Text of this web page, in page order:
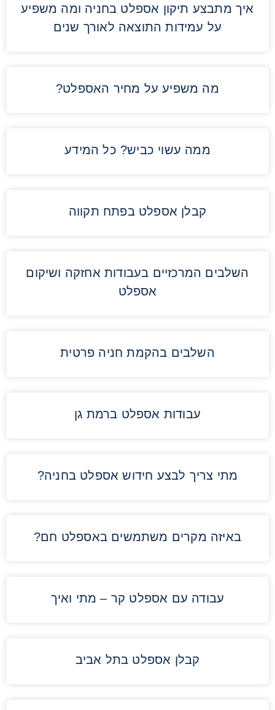
איך מתבצע תיקון אספלט בחניה ומה משפיע
על עמידות התוצאה לאורך שנים
מה משפיע על מחיר האספלט?
ממה עשוי כביש? כל המידע
קבלן אספלט בפתח תקווה
השלבים המרכזיים בעבודות אחזקה ושיקום
אספלט
השלבים בהקמת חניה פרטית
עבודות אספלט ברמת גן
מתי צריך לבצע חידוש אספלט בחניה?
באיזה מקרים משתמשים באספלט חם?
עבודה עם אספלט קר – מתי ואיך
קבלן אספלט בתל אביב